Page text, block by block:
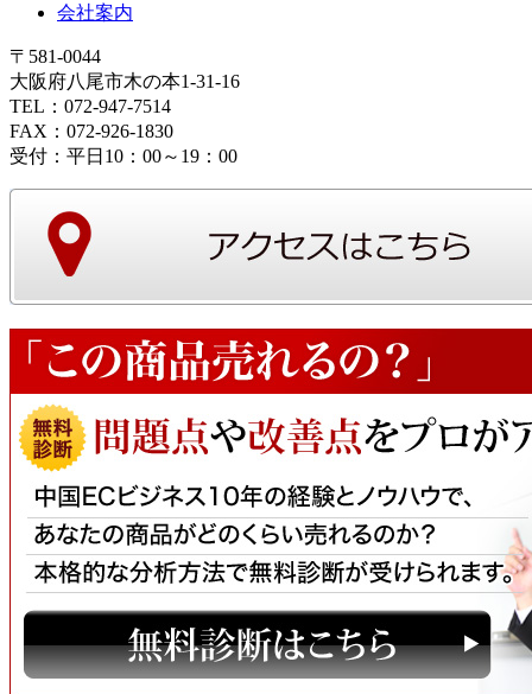
会社案内
〒581-0044
大阪府八尾市木の本1-31-16
TEL：072-947-7514
FAX：072-926-1830
受付：平日10：00～19：00